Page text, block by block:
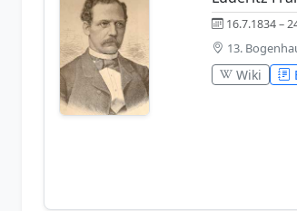
16.7.1834 –
13.
Wiki